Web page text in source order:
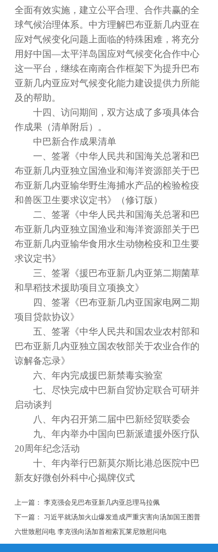
全面有效实施，建立公平合理、合作共赢的全
球气候治理体系。中方理解巴布亚新几内亚在
应对气候变化问题上面临的特殊困难，将充分
用好中国—太平洋岛国应对气候变化合作中心
这一平台，继续在南南合作框架下为提升巴布
亚新几内亚应对气候变化能力建设提供力所能
及的帮助。
十四、访问期间，双方达成了多项具体合
作成果（清单附后）。
中巴新合作成果清单
一、签署《中华人民共和国海关总署和巴
布亚新几内亚独立国渔业和海洋资源部关于巴
布亚新几内亚输华野生海捕水产品的检验检疫
和兽医卫生要求议定书》（修订版）
二、签署《中华人民共和国海关总署和巴
布亚新几内亚独立国渔业和海洋资源部关于巴
布亚新几内亚输华食用水生动物检疫和卫生要
求议定书》
三、签署《援巴布亚新几内亚第二期菌草
和旱稻技术援助项目立项换文》
四、签署《巴布亚新几内亚国家电网二期
项目贷款协议》
五、签署《中华人民共和国农业农村部和
巴布亚新几内亚独立国农牧部关于农业合作的
谅解备忘录》
六、年内完成援巴新禁毒实验室
七、尽快完成中巴新自贸协定联合可研并
启动谈判
八、年内召开第二届中巴新经贸联委会
九、年内举办中国向巴新派遣援外医疗队
20周年纪念活动
十、年内举行巴新莫尔斯比港总医院中巴
新友好微创外科中心揭牌仪式
上一篇：李克强会见巴布亚新几内亚总理马拉佩
下一篇： 习近平就汤加火山爆发造成严重灾害向汤加国王图普
六世致慰问电 李克强向汤加首相索瓦莱尼致慰问电